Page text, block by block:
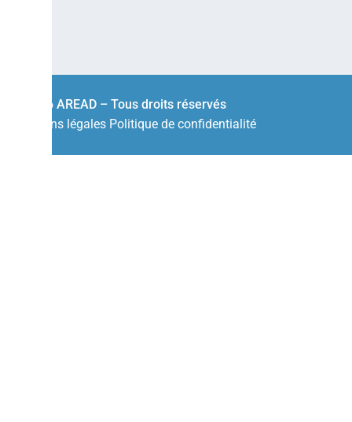
© 2026 AREAD – Tous droits réservés
Mentions légales Politique de confidentialité